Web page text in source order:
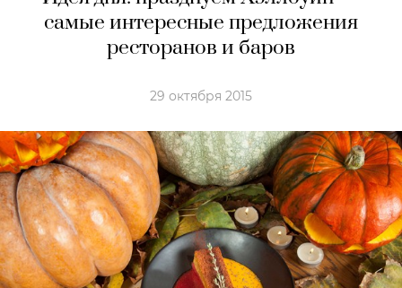
самые интересные предложения
ресторанов и баров
29 октября 2015